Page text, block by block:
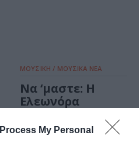
My Personal
ΜΟΥΣΙΚΗ / ΜΟΥΣΙΚΑ ΝΕΑ
Να ‘μαστε: Η
Ελεωνόρα
Κηποθέατρο
Παπάγου